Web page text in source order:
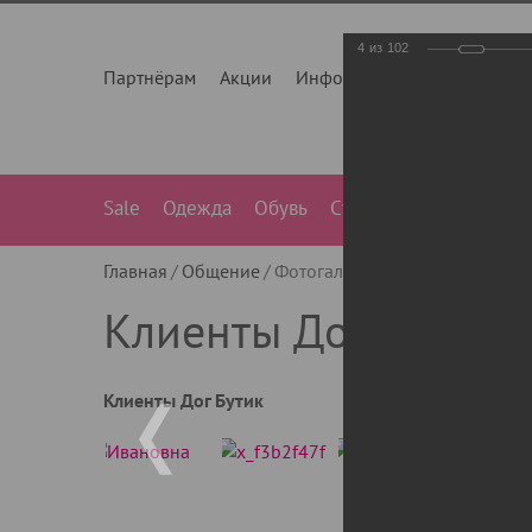
Партнёрам Акции Инфо
Sale Одежда Обувь Сумки
Главная Общение Фотогалерея
Клиенты Дог Бутик
Клиенты Дог Бутик
4 из 102